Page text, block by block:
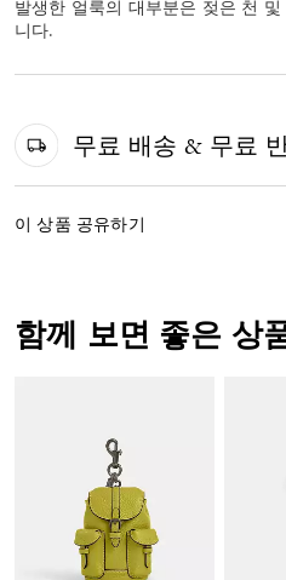
발생한 얼룩의 대부분은 젖은 천
니다.
무료 배송 & 무료
이 상품 공유하기
함께 보면 좋은 상